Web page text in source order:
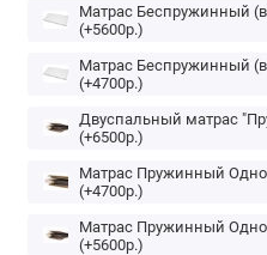
Матрас Беспружинный
(+5600р.)
Матрас Беспружинный
(+4700р.)
Двуспальный матрас
(+6500р.)
Матрас Пружинный
(+4700р.)
Матрас Пружинный
(+5600р.)